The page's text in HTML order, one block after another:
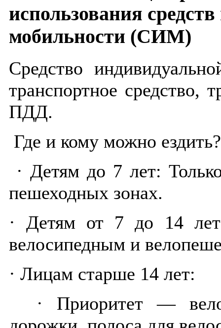
использования
мобильности (СИМ)
Средство
транспортное средство,
ПДД.
Где и кому можно ездить?
· Детям до 7 лет:
пешеходных зонах.
· Детям от 7 до 14
велосипедным и
· Лицам старше 14 лет:
· Приоритет —